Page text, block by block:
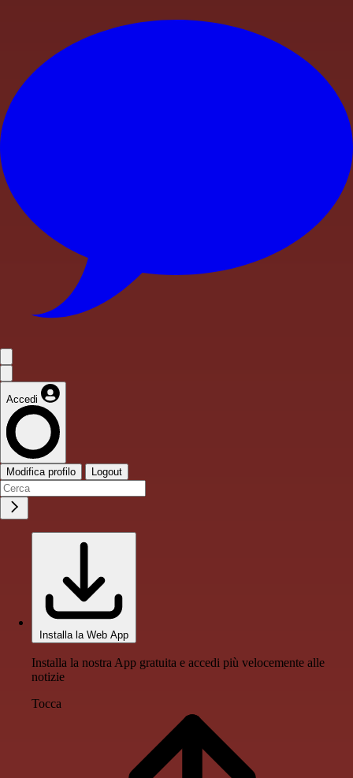
Accedi
Modifica profilo Logout
Installa la Web App
Installa la nostra App gratuita e accedi più velocemente alle
notizie
Tocca